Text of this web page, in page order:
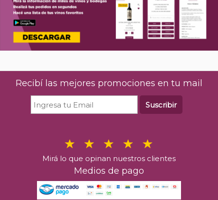
Recibí las mejores promociones en tu mail
Suscribir
Mirá lo que opinan nuestros clientes
Medios de pago